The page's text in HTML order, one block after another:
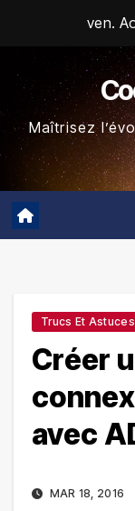
ven.
Maîtrisez
Trucs Et Astuces
Créer
avec
MAR 18, 2016